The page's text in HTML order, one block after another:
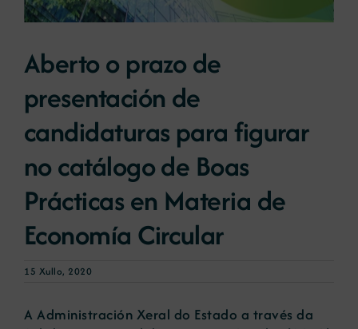
Portal de emprego
Aberto o prazo de
presentación de
candidaturas para figurar
no catálogo de Boas
Prácticas en Materia de
Economía Circular
15 Xullo, 2020
A Administración Xeral do Estado a través da